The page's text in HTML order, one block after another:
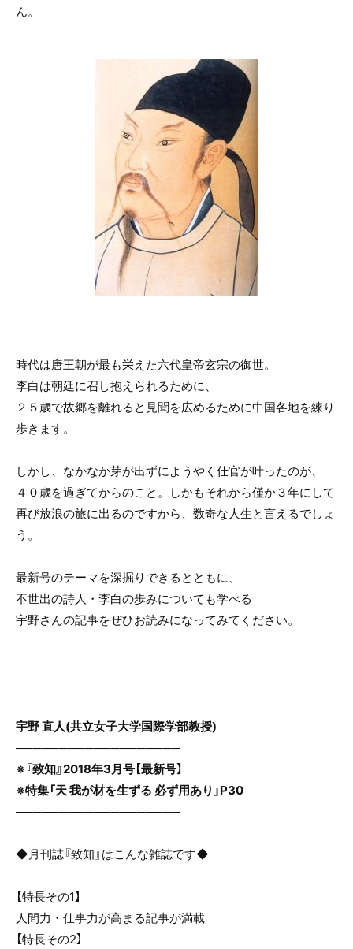
ん。
時代は唐王朝が最も栄えた六代皇帝玄宗の御世。
李白は朝廷に召し抱えられるために、
２５歳で故郷を離れると見聞を広めるために中国各地を練り
歩きます。
しかし、なかなか芽が出ずにようやく仕官が叶ったのが、
４０歳を過ぎてからのこと。しかもそれから僅か３年にして
再び放浪の旅に出るのですから、数奇な人生と言えるでしょ
う。
最新号のテーマを深掘りできるとともに、
不世出の詩人・李白の歩みについても学べる
宇野さんの記事をぜひお読みになってみてください。
宇野 直人(共立女子大学国際学部教授)
───────────────────
※『致知』2018年3月号【最新号】
※特集「天 我が材を生ずる 必ず用あり」P30
───────────────────
◆月刊誌『致知』はこんな雑誌です◆
【特長その1】
人間力・仕事力が高まる記事が満載
【特長その2】